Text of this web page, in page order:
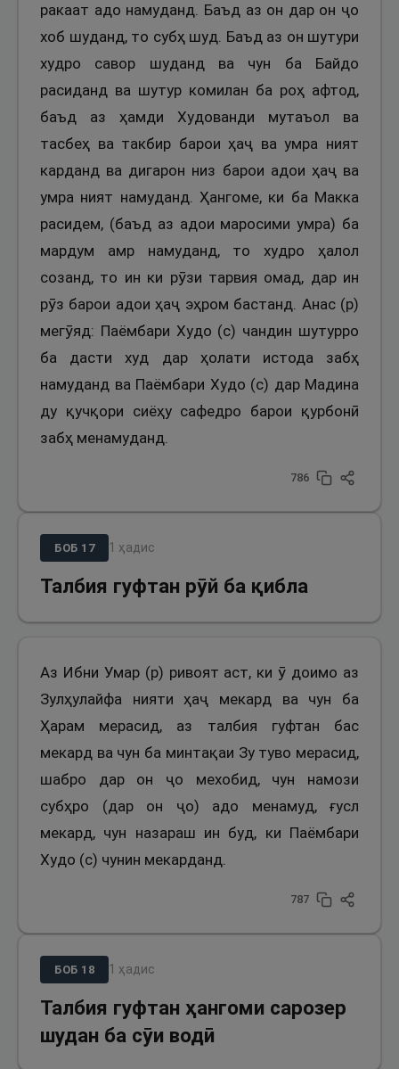
ракаат адо намуданд. Баъд аз он дар он ҷо
хоб шуданд, то субҳ шуд. Баъд аз он шутури
худро савор шуданд ва чун ба Байдо
расиданд ва шутур комилан ба роҳ афтод,
баъд аз ҳамди Худованди мутаъол ва
тасбеҳ ва такбир барои ҳаҷ ва умра ният
карданд ва дигарон низ барои адои ҳаҷ ва
умра ният намуданд. Ҳангоме, ки ба Макка
расидем, (баъд аз адои маросими умра) ба
мардум амр намуданд, то худро ҳалол
созанд, то ин ки рӯзи тарвия омад, дар ин
рӯз барои адои ҳаҷ эҳром бастанд. Анас (р)
мегӯяд: Паёмбари Худо (с) чандин шутурро
ба дасти худ дар ҳолати истода забҳ
намуданд ва Паёмбари Худо (с) дар Мадина
ду қучқори сиёҳу сафедро барои қурбонӣ
забҳ менамуданд.
786
БОБ 17 1 ҳадис
Талбия гуфтан рӯй ба қибла
Аз Ибни Умар (р) ривоят аст, ки ӯ доимо аз
Зулҳулайфа нияти ҳаҷ мекард ва чун ба
Ҳарам мерасид, аз талбия гуфтан бас
мекард ва чун ба минтақаи Зу туво мерасид,
шабро дар он ҷо мехобид, чун намози
субҳро (дар он ҷо) адо менамуд, ғусл
мекард, чун назараш ин буд, ки Паёмбари
Худо (с) чунин мекарданд.
787
БОБ 18 1 ҳадис
Талбия гуфтан ҳангоми сарозер
шудан ба сӯи водӣ